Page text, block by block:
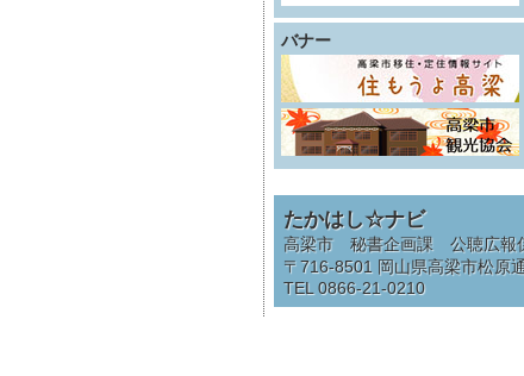
バナー
たかはし☆ナビ
高梁市 秘書企画課 公聴広報
〒716-8501 岡山県高梁市松原
TEL 0866-21-0210